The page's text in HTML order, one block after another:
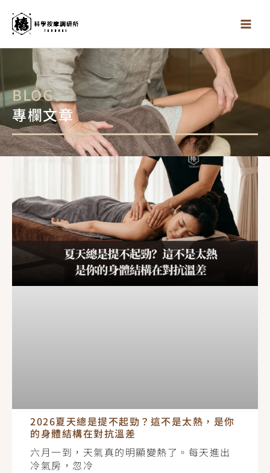
BLOG
專欄文章
2026夏天總是提不起勁？這不是太熱，是你
的身體結構在對抗溫差
六月一到，天氣真的明顯變熱了。每天進出
冷氣房，忽冷